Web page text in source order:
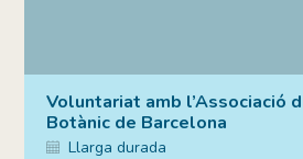
Voluntariat amb l’Associació
Botànic de Barcelona
Llarga durada